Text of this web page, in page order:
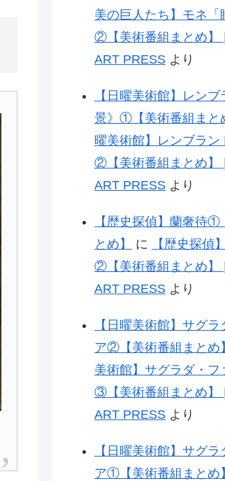
美の巨人たち】モネ「
②【美術番組まとめ】
ART PRESS より
【日曜美術館】レン
景》①【美術番組まと
曜美術館】レンブラン
②【美術番組まとめ】
ART PRESS より
【歴史探偵】蘭奢待①
とめ】
に
【歴史探偵
②【美術番組まとめ】
ART PRESS より
【日曜美術館】サグラ
ア②【美術番組まとめ】
美術館】サグラダ・フ
③【美術番組まとめ】
ART PRESS より
【日曜美術館】サグラ
ア①【美術番組まとめ】